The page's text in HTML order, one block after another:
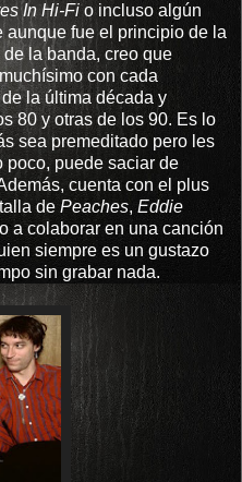
In Hi-Fio incluso algún
aunque fue el principio de la
de la banda, creo que
con cada
la última década y
80 y otras de los 90. Es lo
sea premeditado pero les
poco, puede saciar de
cuenta con el plus
de Peaches,Eddie
a colaborar en una canción
siempre es un gustazo
sin grabar nada.